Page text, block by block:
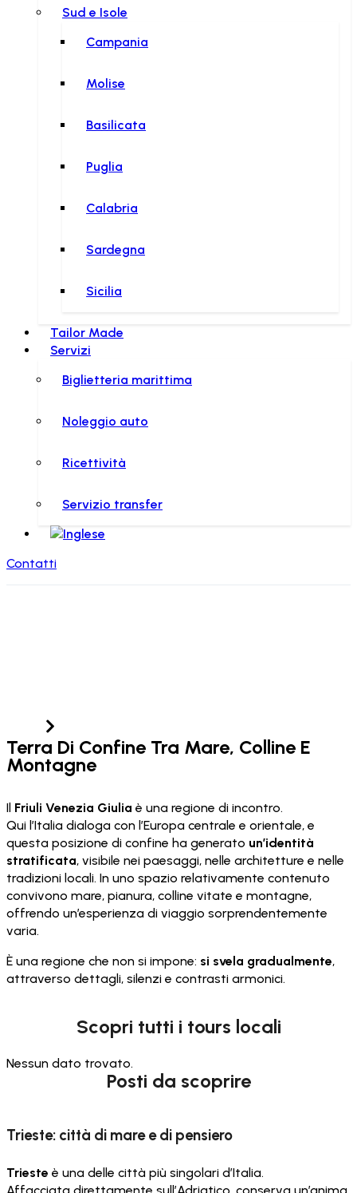
Sud e Isole
Campania
Molise
Basilicata
Puglia
Calabria
Sardegna
Sicilia
Tailor Made
Servizi
Biglietteria marittima
Noleggio auto
Ricettività
Servizio transfer
Contatti
Terra Di Confine Tra Mare, Colline E
Montagne
Il Friuli Venezia Giulia è una regione di incontro.
Qui l’Italia dialoga con l’Europa centrale e orientale, e
questa posizione di confine ha generato un’identità
stratificata, visibile nei paesaggi, nelle architetture e nelle
tradizioni locali. In uno spazio relativamente contenuto
convivono mare, pianura, colline vitate e montagne,
offrendo un’esperienza di viaggio sorprendentemente
varia.
È una regione che non si impone: si svela gradualmente,
attraverso dettagli, silenzi e contrasti armonici.
Scopri tutti i tours locali
Nessun dato trovato.
Posti da scoprire
Trieste: città di mare e di pensiero
Trieste è una delle città più singolari d’Italia.